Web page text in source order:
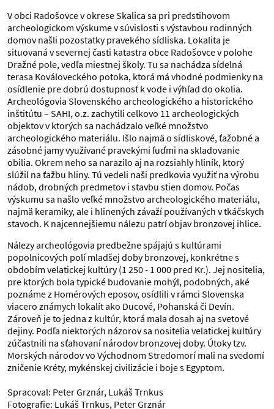
V obci Radošovce v okrese Skalica sa pri predstihovom
archeologickom výskume v súvislosti s výstavbou rodinných
domov našli pozostatky pravekého sídliska. Lokalita je
situovaná v severnej časti katastra obce Radošovce v polohe
Dražné pole, vedľa miestnej školy. Tu sa nachádza sídelná
terasa Kováloveckého potoka, ktorá má vhodné podmienky na
osídlenie pre dobrú dostupnosť k vode i výhľad do okolia.
Archeológovia Slovenského archeologického a historického
inštitútu – SAHI, o.z. zachytili celkovo 11 archeologických
objektov v ktorých sa nachádzalo veľké množstvo
archeologického materiálu. Išlo najmä o sídliskové, ťažobné a
zásobné jamy využívané pravekými ľuďmi na skladovanie
obilia. Okrem neho sa narazilo aj na rozsiahly hliník, ktorý
slúžil na ťažbu hliny. Tú vedeli naši predkovia využiť na výrobu
nádob, drobných predmetov i stavbu stien domov. Počas
výskumu sa našlo veľké množstvo archeologického materiálu,
najmä keramiky, ale i hlinených závaží používaných v tkáčskych
stavoch. K najcennejšiemu nálezu patrí objav bronzovej ihlice.
Nálezy archeológovia predbežne spájajú s kultúrami
popolnicových polí mladšej doby bronzovej, konkrétne s
obdobím velatickej kultúry (1 250 - 1 000 pred Kr.). Jej nositelia,
pre ktorých bola typické budovanie mohýl, podobných, aké
poznáme z Homérových eposov, osídlili v rámci Slovenska
viacero známych lokalít ako Ducové, Pohanská či Devín.
Zároveň je to jedna z kultúr, ktorá mala dosah aj na svetové
dejiny. Podľa niektorých názorov sa nositelia velatickej kultúry
zúčastnili na sťahovaní národov bronzovej doby. Útoky tzv.
Morských národov vo Východnom Stredomorí mali na svedomí
zničenie Kréty, mykénskej civilizácie i boje s Egyptom.
Spracoval: Peter Grznár, Lukáš Trnkus
Fotografie: Lukáš Trnkus, Peter Grznár